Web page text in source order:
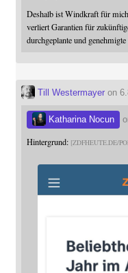
Deshalb ist Windkraft für
verliert Garantien für
durchgeplante und
Till Westermayeron
Katharina Nocun
Hintergrund: ZDFHEUTE.DE/